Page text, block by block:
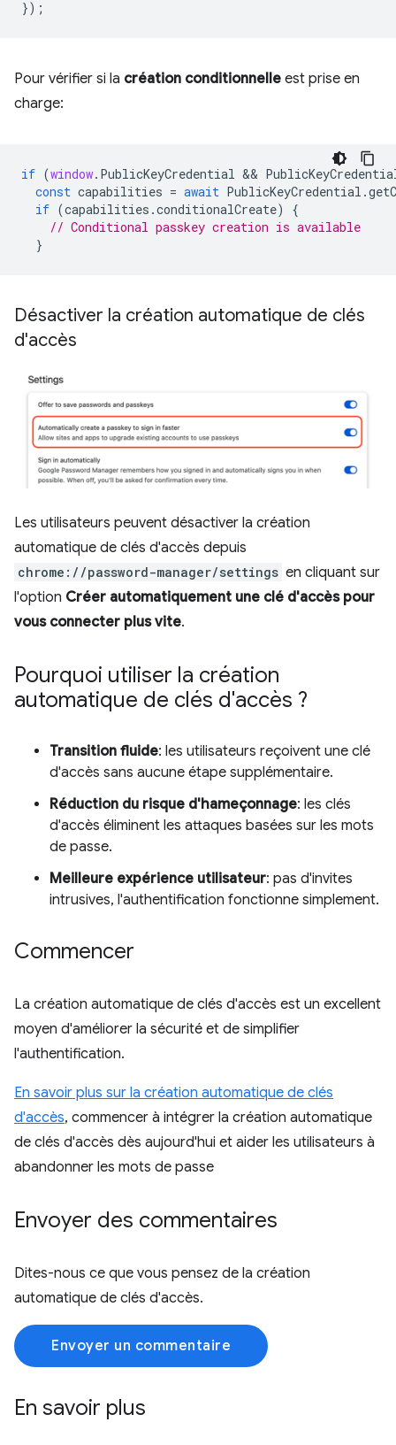
});
Pour vérifier si la création conditionnelle est prise en
charge:
if (window. PublicKeyCredential &&
const capabilities = await PublicKeyCredential .
if (capabilities .conditionalCreate)
{
// Conditional passkey creation is available
}
Désactiver la création automatique de clés
d'accès
Les utilisateurs peuvent désactiver la création
automatique de clés d'accès depuis
chrome://password-manager/settings en cliquant sur
l'option Créer automatiquement une clé d'accès pour
vous connecter plus vite.
Pourquoi utiliser la création
automatique de clés d'accès ?
Transition fluide: les utilisateurs reçoivent une clé
d'accès sans aucune étape supplémentaire.
Réduction du risque d'hameçonnage: les clés
d'accès éliminent les attaques basées sur les mots
de passe.
Meilleure expérience utilisateur: pas d'invites
intrusives, l'authentification fonctionne simplement.
Commencer
La création automatique de clés d'accès est un excellent
moyen d'améliorer la sécurité et de simplifier
l'authentification.
En savoir plus sur la création automatique de clés
d'accès, commencer à intégrer la création automatique
de clés d'accès dès aujourd'hui et aider les utilisateurs à
abandonner les mots de passe
Envoyer des commentaires
Dites-nous ce que vous pensez de la création
automatique de clés d'accès.
Envoyer un commentaire
En savoir plus